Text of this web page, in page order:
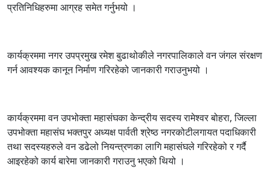
प्रतिनिधिहरुमा आग्रह समेत गर्नुभयो ।
कार्यक्रममा नगर उपप्रमुख रमेश बुढाथोकीले नगरपालिकाले वन जंगल संरक्षण
गर्न आवश्यक कानून निर्माण गरिरहेको जानकारी गराउनुभयो ।
कार्यक्रममा वन उपभोक्ता महासंघका केन्द्रीय सदस्य रामेश्वर बोहरा, जिल्ला
उपभोक्ता महासंघ भक्तपुर अध्यक्ष पार्वती श्रेष्ठ नगरकोटीलगायत पदाधिकारी
तथा सदस्यहरुले वन डढेलो नियन्त्रणका लागि महासंघले गरिरहेको र गर्दै
आइरहेको कार्य बारेमा जानकारी गराउनु भएको थियो ।